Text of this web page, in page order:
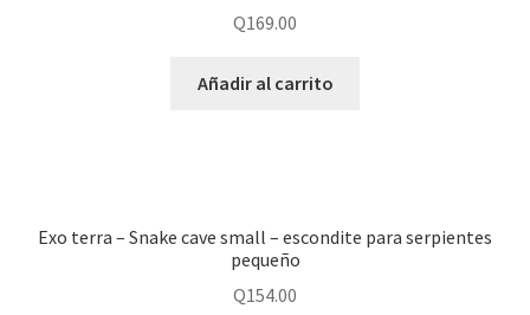
Q169.00
Añadir al carrito
Exo terra – Snake cave small – escondite para serpientes
pequeño
Q154.00